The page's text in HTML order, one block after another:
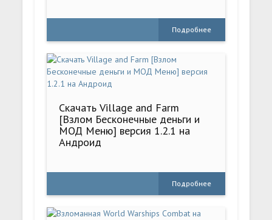
Подробнее
Скачать Village and Farm
[Взлом Бесконечные деньги и
МОД Меню] версия 1.2.1 на
Андроид
Подробнее